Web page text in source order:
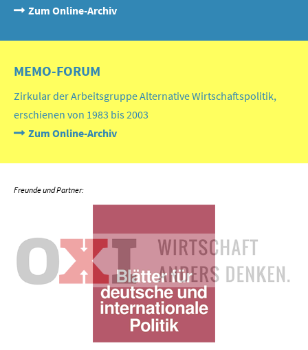
Zum Online-Archiv
MEMO-FORUM
Zirkular der Arbeitsgruppe Alternative Wirtschaftspolitik,
erschienen von 1983 bis 2003
Zum Online-Archiv